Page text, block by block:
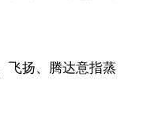
飞扬、腾达意指蒸